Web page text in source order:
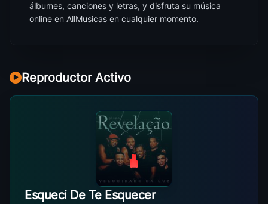
álbumes, canciones y letras, y disfruta su música
online en AllMusicas en cualquier momento.
Reproductor Activo
Esqueci De Te Esquecer